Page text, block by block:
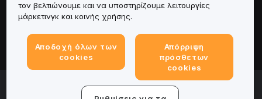
Προϊόντα
Νομικά
© 2025-2026 Bybit.eu. Με την επιφύλαξη παντός
νομίμου δικαιώματος.
τον βελτιώνουμε και να υποστηρίζουμε λειτουργίες
μάρκετινγκ και κοινής χρήσης.
Αποδοχή όλων των
cookies
Απόρριψη
πρόσθετων
cookies